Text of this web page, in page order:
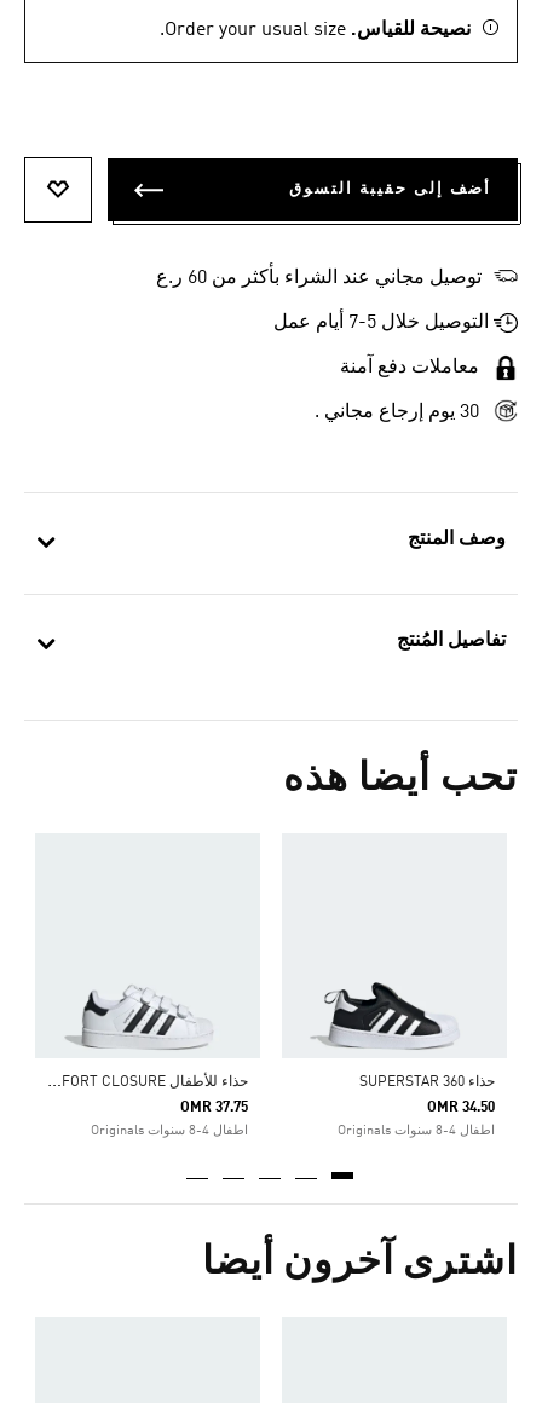
وصف المنتج
تفاصيل المُنتج
تحب أيضا هذه
حذاء SUPERSTAR 360
OMR 34.50
اطفال 4-8 سنوات Originals
ح
ذاء للأطفال SUPERSTAR II COMFORT CLOSURE
OMR 37.75
اطفال 4-8 سنوات Originals
اشترى آخرون أيضا
نصيحة للقياس. Order your usual size.
أضف إلى حقيبة التسوق
توصيل مجاني عند الشراء بأكثر من 60 ر.ع
التوصيل خلال 5-7 أيام عمل
معاملات دفع آمنة